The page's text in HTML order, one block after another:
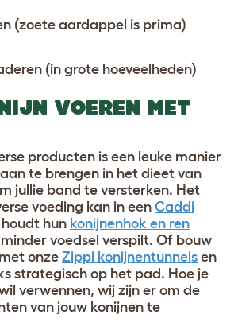
(zoete aardappel is prima)
(in grote hoeveelheden)
VOEREN MET
producten is een leuke manier
te brengen in het dieet van
jullie band te versterken. Het
voeding kan in een Caddi
hun konijnenhok en ren
voedsel verspilt. Of bouw
onze Zippi konijnentunnels en
strategisch op het pad. Hoe je
verwennen, wij zijn er om de
van jouw konijnen te